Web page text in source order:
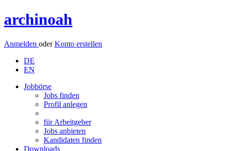
archinoah
Anmelden oderKonto erstellen
DE
EN
Jobbörse
Jobs finden
Profil anlegen
für Arbeitgeber
Jobs anbieten
Kandidaten finden
Downloads